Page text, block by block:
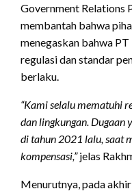
Government Relations
membantah bahwa
menegaskan bahwa
regulasi dan standar
berlaku.
“Kami selalu mematuhi
dan lingkungan. Dugaan
di tahun 2021 lalu, saat
kompensasi,”jelas
Menurutnya, pada